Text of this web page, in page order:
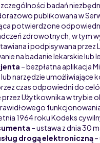
badań
publikowana w
potwierdzone
zdrowotnych, w tym
i podpisywana przez
na badanie lekarskie lub
– bezpłatna aplikacja
lub narzędzie
czas odpowiedni do
przez Użytkownika w trybie
1964 roku Kodeks
– ustawa z dnia 30
drogą elektroniczną